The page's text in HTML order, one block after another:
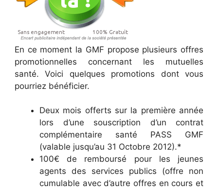
En ce moment la GMF propose plusieurs offres
promotionnelles concernant les mutuelles
santé. Voici quelques promotions dont vous
pourriez bénéficier.
Deux mois offerts sur la première année
lors d’une souscription d’un contrat
complémentaire santé PASS GMF
(valable jusqu’au 31 Octobre 2012).*
100€ de remboursé pour les jeunes
agents des services publics (offre non
cumulable avec d’autre offres en cours et